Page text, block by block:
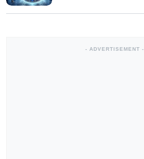
- ADVERTISEMENT -